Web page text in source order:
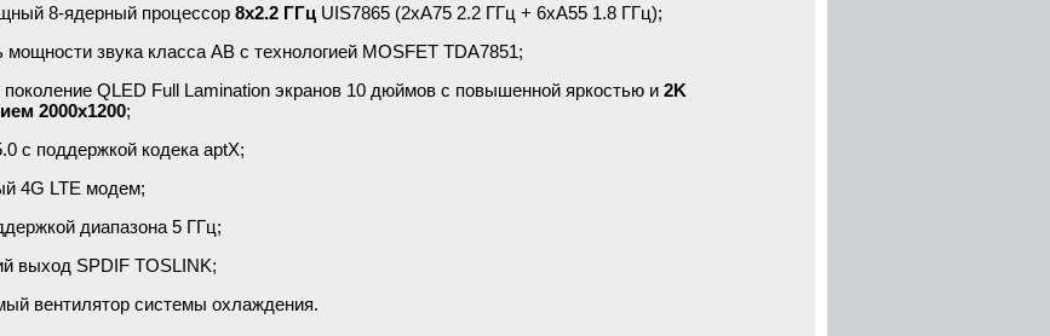
8-ядерный процессор 8x2.2 ГГц UIS7865 (2xA75 2.2 ГГц + 6xA55 1.8 ГГц);
мощности звука класса AB с технологией MOSFET TDA7851;
QLED Full Lamination экранов 10 дюймов с повышенной яркостью и 2K
2000x1200;
с поддержкой кодека aptX;
4G LTE модем;
диапазона 5 ГГц;
выход SPDIF TOSLINK;
вентилятор системы охлаждения.